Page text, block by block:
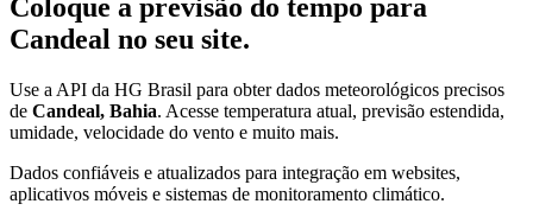
Coloque a previsão do tempo para
Candeal no seu site.
Use a API da HG Brasil para obter dados meteorológicos precisos
de Candeal, Bahia. Acesse temperatura atual, previsão estendida,
umidade, velocidade do vento e muito mais.
Dados confiáveis e atualizados para integração em websites,
aplicativos móveis e sistemas de monitoramento climático.